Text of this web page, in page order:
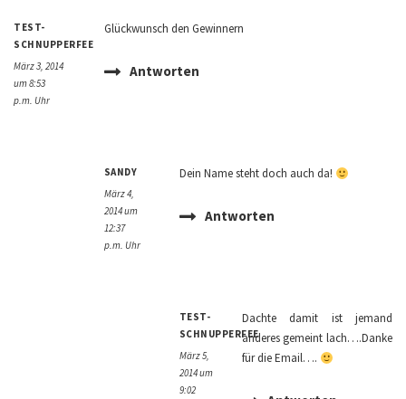
TEST-
SCHNUPPERFEE
März 3, 2014
um 8:53
p.m. Uhr
Glückwunsch den Gewinnern
Antworten
SANDY
März 4,
2014 um
12:37
p.m. Uhr
Dein Name steht doch auch da!
Antworten
TEST-
SCHNUPPERFEE
März 5,
2014 um
9:02
Dachte damit ist jemand
anderes gemeint lach….Danke
für die Email….